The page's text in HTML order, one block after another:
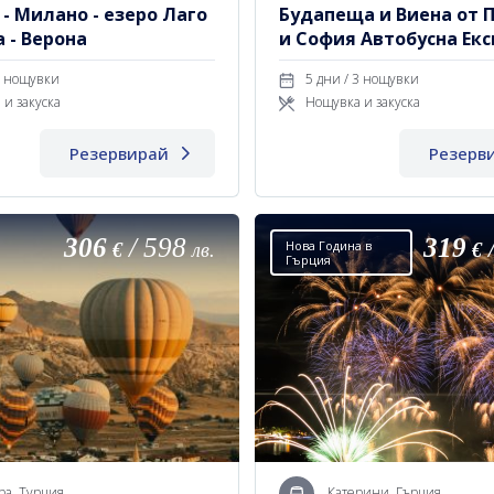
Милано - езеро Лаго
- Верона
/ 3 нощувки
закуска
Резервирай
Будапеща и Виена от
и София Автобусна
5 дни / 3 нощувки
Нощувка и закуска
306 €/598 лв.
Нова Година в
Гърция
319 €